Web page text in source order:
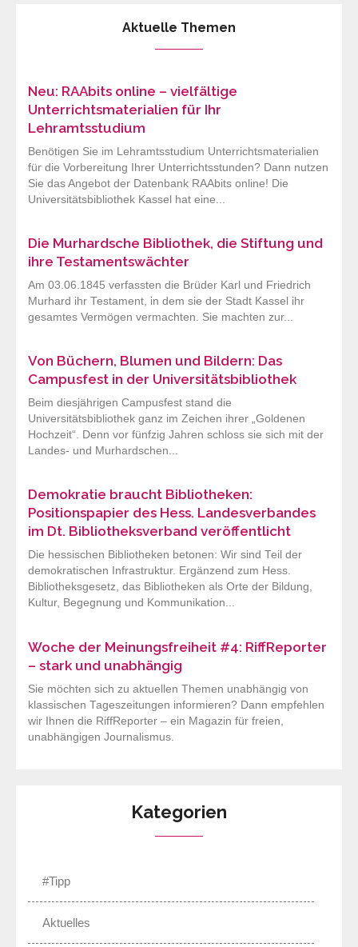
Aktuelle Themen
Neu: RAAbits online – vielfältige
Unterrichtsmaterialien für Ihr
Lehramtsstudium
Benötigen Sie im Lehramtsstudium Unterrichtsmaterialien
für die Vorbereitung Ihrer Unterrichtsstunden? Dann nutzen
Sie das Angebot der Datenbank RAAbits online! Die
Universitätsbibliothek Kassel hat eine...
Die Murhardsche Bibliothek, die Stiftung und
ihre Testamentswächter
Am 03.06.1845 verfassten die Brüder Karl und Friedrich
Murhard ihr Testament, in dem sie der Stadt Kassel ihr
gesamtes Vermögen vermachten. Sie machten zur...
Von Büchern, Blumen und Bildern: Das
Campusfest in der Universitätsbibliothek
Beim diesjährigen Campusfest stand die
Universitätsbibliothek ganz im Zeichen ihrer „Goldenen
Hochzeit“. Denn vor fünfzig Jahren schloss sie sich mit der
Landes- und Murhardschen...
Demokratie braucht Bibliotheken:
Positionspapier des Hess. Landesverbandes
im Dt. Bibliotheksverband veröffentlicht
Die hessischen Bibliotheken betonen: Wir sind Teil der
demokratischen Infrastruktur. Ergänzend zum Hess.
Bibliotheksgesetz, das Bibliotheken als Orte der Bildung,
Kultur, Begegnung und Kommunikation...
Woche der Meinungsfreiheit #4: RiffReporter
– stark und unabhängig
Sie möchten sich zu aktuellen Themen unabhängig von
klassischen Tageszeitungen informieren? Dann empfehlen
wir Ihnen die RiffReporter – ein Magazin für freien,
unabhängigen Journalismus.
Kategorien
#Tipp
Aktuelles